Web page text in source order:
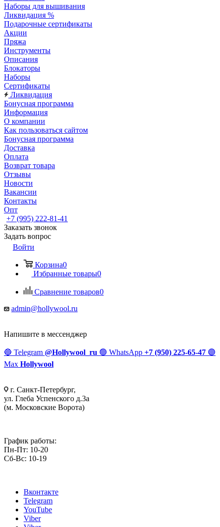
Наборы для вышивания
Ликвидация %
Подарочные сертификаты
Акции
Пряжа
Инструменты
Описания
Блокаторы
Наборы
Сертификаты
Ликвидация
Бонусная программа
Информация
О компании
Как пользоваться сайтом
Бонусная программа
Доставка
Оплата
Возврат товара
Отзывы
Новости
Вакансии
Контакты
Опт
+7 (995) 222-81-41
Заказать звонок
Задать вопрос
Войти
Корзина0
Избранные товары0
Сравнение товаров0
admin@hollywool.ru
Напишите в мессенджер
🔵 Telegram @Hollywool_ru 🟢 WhatsApp +7 (950) 225-65-47 🟣
Max Hollywool
г. Санкт-Петербург,
ул. Глеба Успенского д.3а
(м. Московские Ворота)
График работы:
Пн-Пт: 10-20
Сб-Вс: 10-19
Вконтакте
Telegram
YouTube
Viber